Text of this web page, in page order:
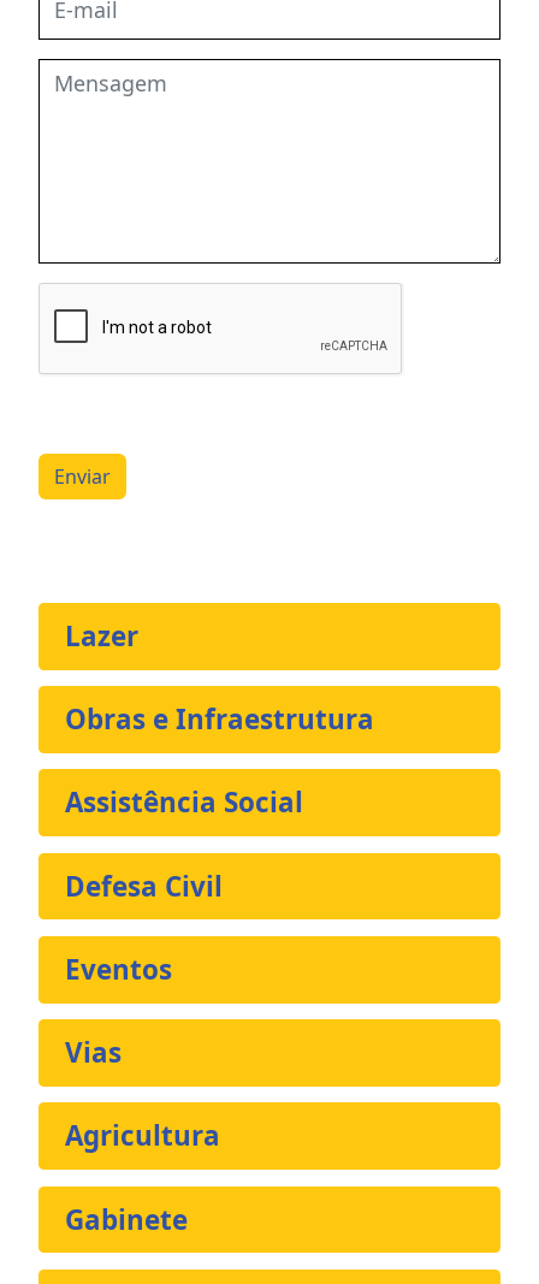
Enviar
Lazer
Obras e Infraestrutura
Assistência Social
Defesa Civil
Eventos
Vias
Agricultura
Gabinete